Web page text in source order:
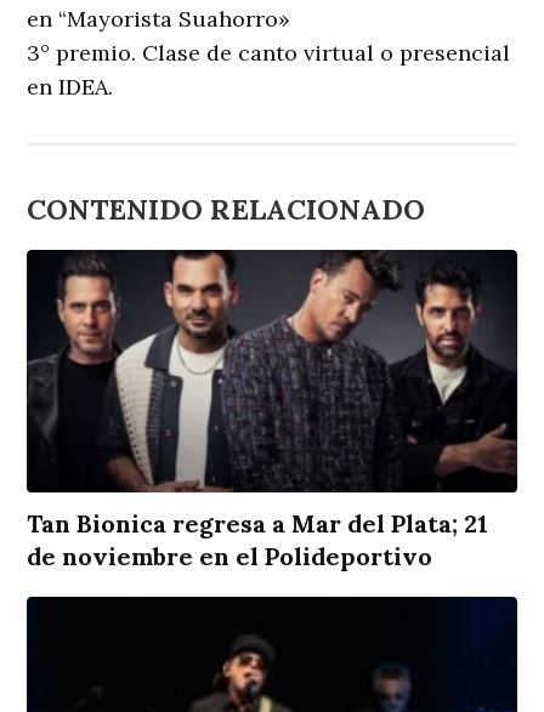
en “Mayorista Suahorro»
3° premio. Clase de canto virtual o presencial
en IDEA.
CONTENIDO RELACIONADO
Tan Bionica regresa a Mar del Plata; 21
de noviembre en el Polideportivo